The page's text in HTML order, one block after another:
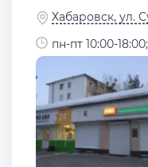
Хабаровск, ул.
пн-пт 10:00-